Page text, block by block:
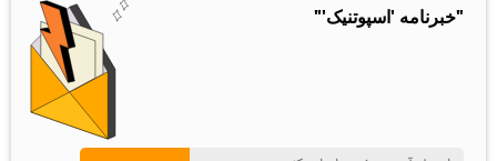
"خبرنامه 'اسپوتنیک'"